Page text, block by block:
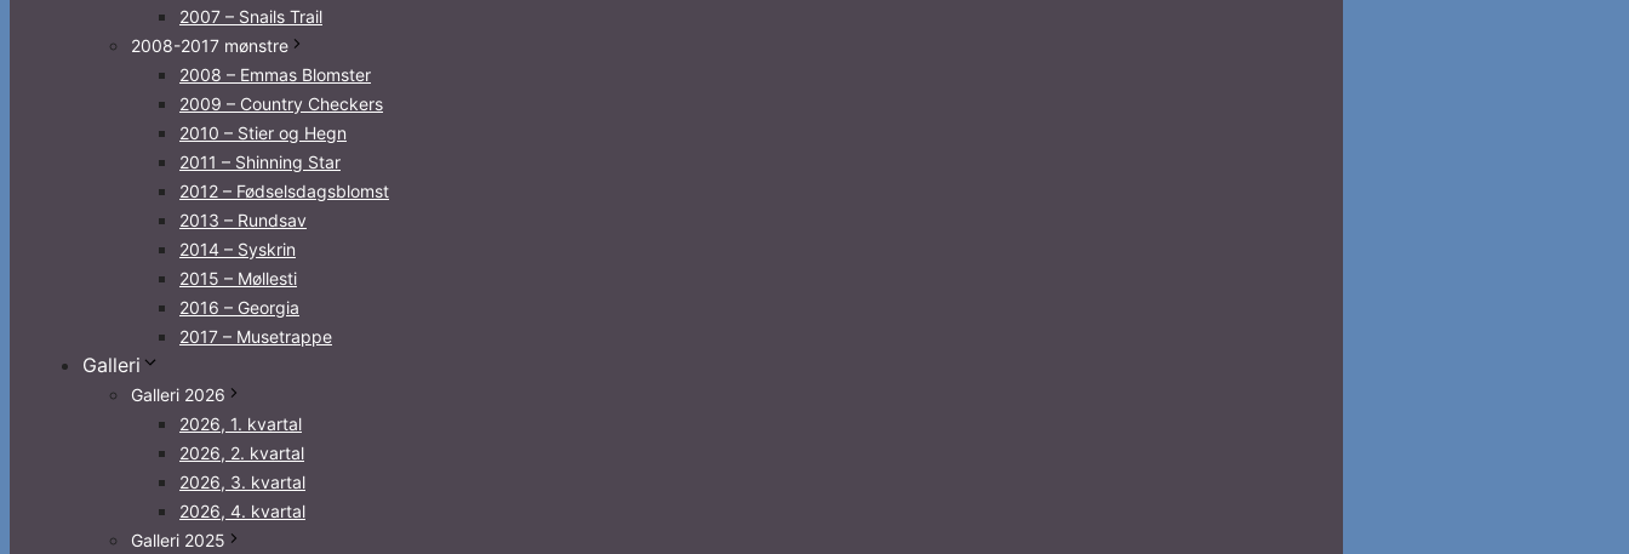
2007 – Snails Trail
2008-2017 mønstre
2008 – Emmas Blomster
2009 – Country Checkers
2010 – Stier og Hegn
2011 – Shinning Star
2012 – Fødselsdagsblomst
2013 – Rundsav
2014 – Syskrin
2015 – Møllesti
2016 – Georgia
2017 – Musetrappe
Galleri
Galleri 2026
2026, 1. kvartal
2026, 2. kvartal
2026, 3. kvartal
2026, 4. kvartal
Galleri 2025